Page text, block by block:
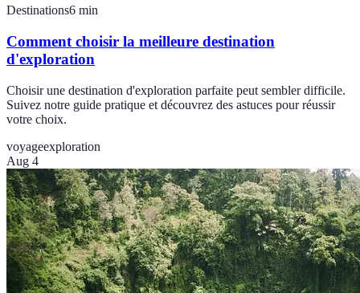
Destinations6 min
Comment choisir la meilleure destination
d'exploration
Choisir une destination d'exploration parfaite peut sembler difficile.
Suivez notre guide pratique et découvrez des astuces pour réussir
votre choix.
voyageexploration
Aug 4